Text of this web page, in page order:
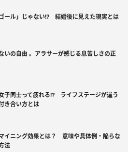
ゴール」じゃない⁉ 結婚後に見えた現実とは
いの自由 。アラサーが感じる息苦しさの正
子同士って疲れる⁉ ライフステージが違う
き合い方とは
イニング効果とは？ 意味や具体例・陥らな
法